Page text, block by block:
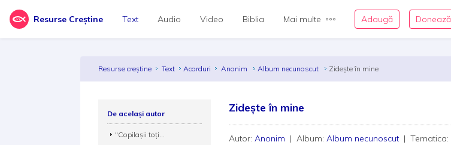
Resurse Creștine Text Audio Video Biblia Mai multe Adaugă Donează
Resurse creștine Text Acorduri Anonim Album necunoscut Zideşte în mine
Zideşte în mine
Autor:Anonim | Album:Album necunoscut | Tematica:
De același autor
"Copilașii toți...